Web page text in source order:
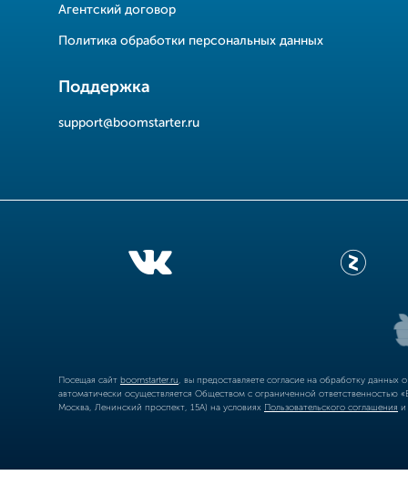
Агентский договор
Политика обработки персональных данных
Поддержка
support@boomstarter.ru
Посещая сайт boomstarter.ru , вы предоставляете согласие на обработку
автоматически осуществляется Обществом с ограниченной
Москва, Ленинский проспект, 15А) на условиях Пользовательского соглашения и